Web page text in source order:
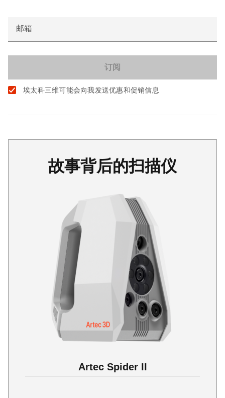
邮箱
埃太科三维可能会向我发送优惠和促销信息
故事背后的扫描仪
Artec Spider II